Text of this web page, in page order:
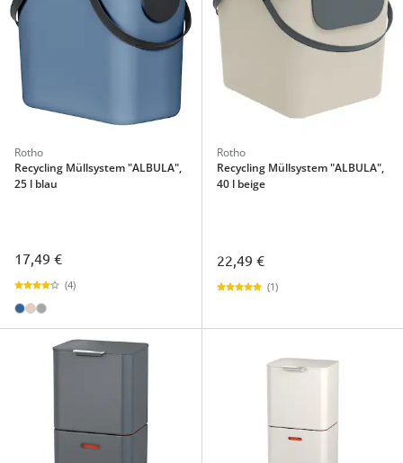
Rotho
Recycling Müllsystem "ALBULA",
25 l blau
17,49 €
(4)
Rotho
Recycling Müllsystem "ALBULA",
40 l beige
22,49 €
(1)